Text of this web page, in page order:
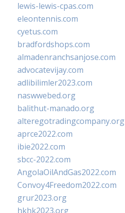
lewis-lewis-cpas.com
eleontennis.com
cyetus.com
bradfordshops.com
almadenranchsanjose.com
advocatevijay.com
adlibilimler2023.com
naswwebed.org
balithut-manado.org
alteregotradingcompany.org
aprce2022.com
ibie2022.com
sbcc-2022.com
AngolaOilAndGas2022.com
Convoy4Freedom2022.com
grur2023.org
hkhk2023.org